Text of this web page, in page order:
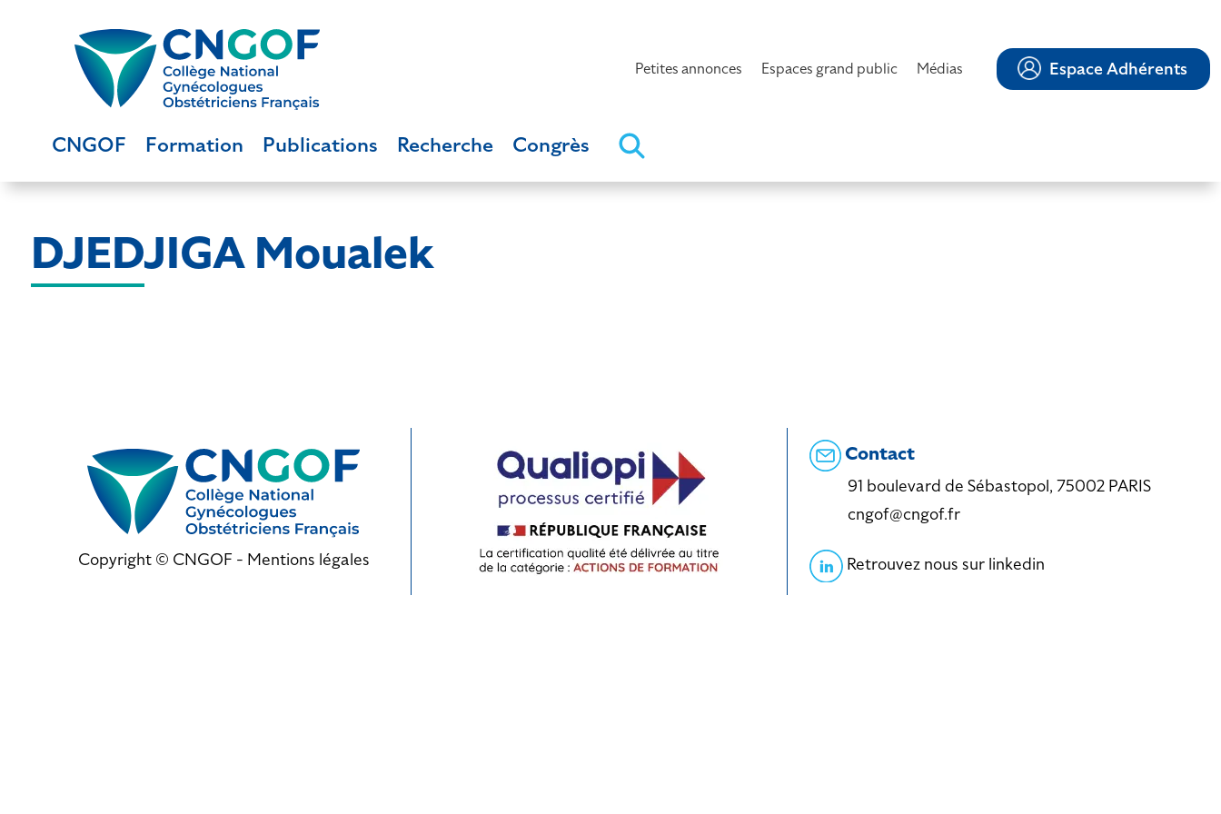
Petites annonces Espaces grand public Médias Espace Adhérents
CNGOF Formation Publications Recherche Congrès
DJEDJIGA Moualek
Copyright © CNGOF - Mentions légales
Contact
91 boulevard de Sébastopol, 75002 PARIS
cngof@cngof.fr
Retrouvez nous sur linkedin